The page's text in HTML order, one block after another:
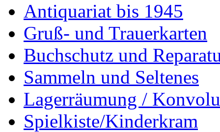
Antiquariat bis 1945
Gruß- und Trauerkarten
Buchschutz und
Sammeln und Seltenes
Lagerräumung /
Spielkiste/Kinderkram